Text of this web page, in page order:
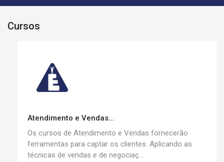
Cursos
Atendimento e Vendas...
Os cursos de Atendimento e Vendas fornecerão
ferramentas para captar os clientes. Aplicando as
técnicas de vendas e de negociaç...